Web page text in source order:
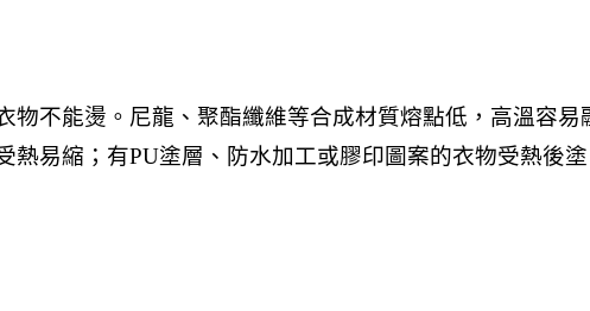
物不能燙。尼龍、聚酯纖維等合成材質熔點低，高溫容易
熱易縮；有PU塗層、防水加工或膠印圖案的衣物受熱後塗